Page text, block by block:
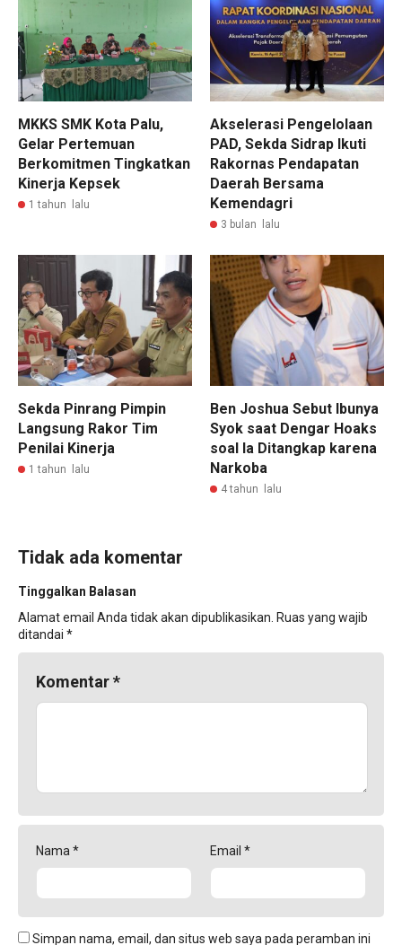
MKKS SMK Kota Palu,
Gelar Pertemuan
Berkomitmen Tingkatkan
Kinerja Kepsek
1 tahun lalu
Akselerasi Pengelolaan
PAD, Sekda Sidrap Ikuti
Rakornas Pendapatan
Daerah Bersama
Kemendagri
3 bulan lalu
Sekda Pinrang Pimpin
Langsung Rakor Tim
Penilai Kinerja
1 tahun lalu
Ben Joshua Sebut Ibunya
Syok saat Dengar Hoaks
soal Ia Ditangkap karena
Narkoba
4 tahun lalu
Tidak ada komentar
Tinggalkan Balasan
Alamat email Anda tidak akan dipublikasikan. Ruas yang wajib
ditandai *
Komentar*
Nama * Email *
Simpan nama, email, dan situs web saya pada peramban ini